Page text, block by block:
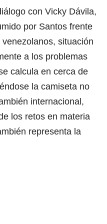
con Vicky Dávila,
por Santos frente
situación
a los problemas
calcula en cerca de
la camiseta no
internacional,
los retos en materia
representa la